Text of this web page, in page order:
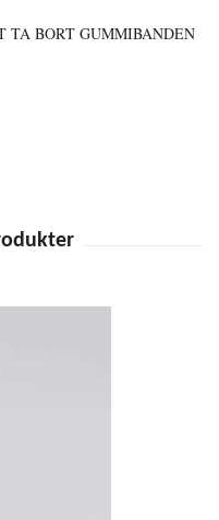
TA BORT GUMMIBANDEN